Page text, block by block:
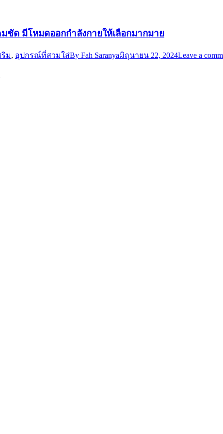
ชัด มีโหมดออกกำลังกายให้เลือกมากมาย
ม, อุปกรณ์ที่สวมใส่By Fah Saranyaมิถุนายน 22, 2024Leave a